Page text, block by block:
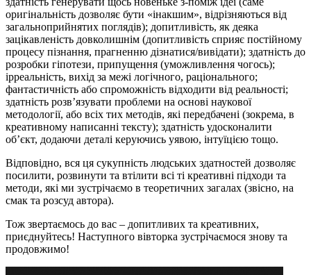
оригінальність дозволяє бути «інакшим», відрізняються від
загальноприйнятих поглядів); допитливість, як деяка
зацікавленість довколишнім (допитливість сприяє постійному
процесу пізнання, прагненню дізнатися/вивідати); здатність до
розробки гіпотези, припущення (уможливлення чогось);
ірреальність, вихід за межі логічного, раціонального;
фантастичність або спроможність відходити від реальності;
здатність розв’язувати проблеми на основі наукової
методології, або всіх тих методів, які передбачені (зокрема, в
креативному написанні тексту); здатність удосконалити
об’єкт, додаючи деталі керуючись уявою, інтуїцією тощо.
Відповідно, вся ця сукупність людських здатностей дозволяє
посилити, розвинути та втілити всі ті креативні підходи та
методи, які ми зустрічаємо в теоретичних загалах (звісно, на
смак та розсуд автора).
Тож звертаємось до вас – допитливих та креативних,
приєднуйтесь! Наступного вівторка зустрічаємося знову та
продовжимо!